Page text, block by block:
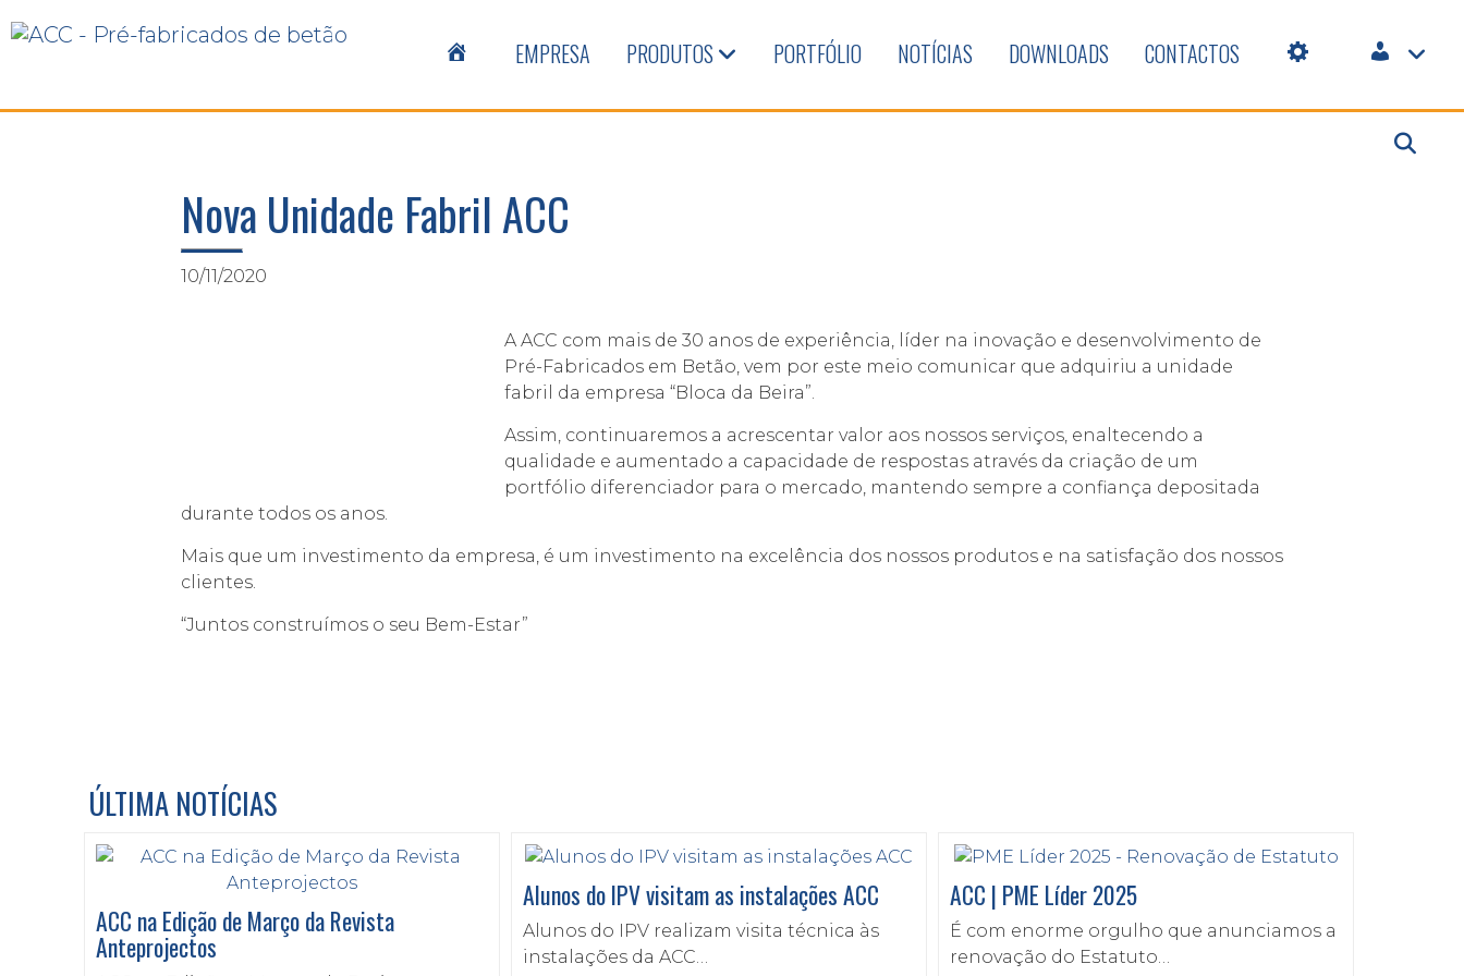
EMPRESA PRODUTOS PORTFÓLIO NOTÍCIAS DOWNLOADS CONTACTOS
Nova Unidade Fabril ACC
10/11/2020
A ACC com mais de 30 anos de experiência, líder na inovação e desenvolvimento de
Pré-Fabricados em Betão, vem por este meio comunicar que adquiriu a unidade
fabril da empresa “Bloca da Beira”.
Assim, continuaremos a acrescentar valor aos nossos serviços, enaltecendo a
qualidade e aumentado a capacidade de respostas através da criação de um
portfólio diferenciador para o mercado, mantendo sempre a confiança depositada
durante todos os anos.
Mais que um investimento da empresa, é um investimento na excelência dos nossos produtos e na satisfação dos nossos
clientes.
“Juntos construímos o seu Bem-Estar”
ÚLTIMA NOTÍCIAS
ACC na Edição de Março da Revista
Anteprojectos
Alunos do IPV visitam as instalações ACC
Alunos do IPV realizam visita técnica às
instalações da ACC…
ACC | PME Líder 2025
É com enorme orgulho que anunciamos a
renovação do Estatuto…